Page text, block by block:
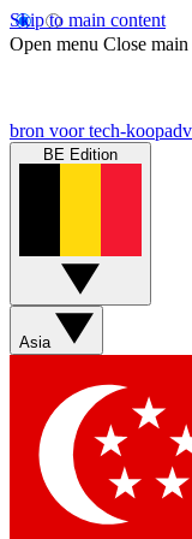
Skip to main content
Open menu Close main
bron voor tech-
BE Edition
Asia